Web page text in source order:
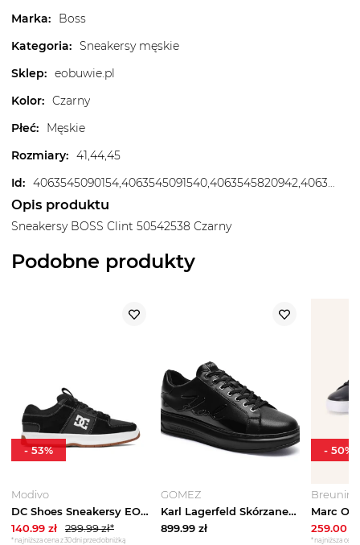
Marka:
Boss
Kategoria: Sneakersy męskie
Sklep: eobuwie.pl
Kolor: Czarny
Płeć:
Męskie
Rozmiary: 41,44,45
Id: 4063545090154,4063545091540,4063545820942,4063545820959,4063545820966,4063545820973,4063545820980
Opis produktu
Sneakersy BOSS Clint 50542538 Czarny
Podobne produkty
Modivo
DC Shoes Sneakersy EO-LYNX ZERO ADYS100615-XKKW Czarny
140.99 zł 299.99zł*
*najniższa cena z 30 dni przed obniżką
-53%
GOMEZ
Karl Lagerfeld Skórzane sneakersy KAPRI czarny
899.99 zł 259.00zł
*najniższa cena
- 50%